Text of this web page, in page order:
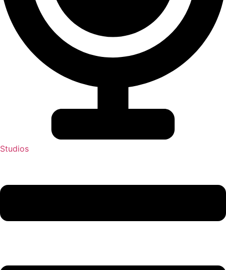
Studios